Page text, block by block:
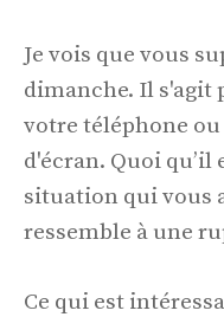
Je vois que vous
dimanche. Il s'agit
votre téléphone
d'écran. Quoi qu’il
situation qui vous
ressemble à une
Ce qui est